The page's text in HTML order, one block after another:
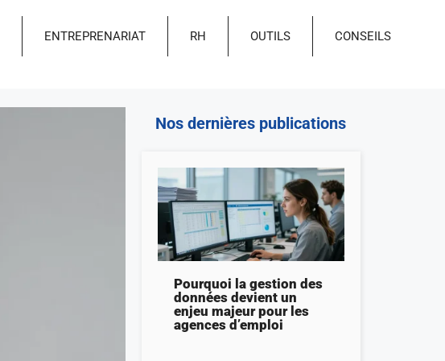
ENTREPRENARIAT RH OUTILS CONSEILS
Nos dernières publications
Pourquoi la gestion des
données devient un
enjeu majeur pour les
agences d’emploi